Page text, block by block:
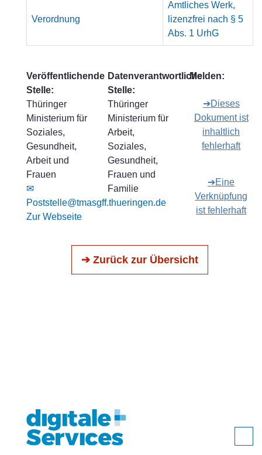
Verordnung
Amtliches Werk,
lizenzfrei nach § 5
Abs. 1 UrhG
Veröffentlichende
Stelle:
Thüringer
Ministerium für
Soziales,
Gesundheit,
Arbeit und
Frauen
✉
Poststelle@tmasgff.thueringen.de
Zur Webseite
Datenverantwortliche
Stelle:
Thüringer
Ministerium für
Arbeit,
Soziales,
Gesundheit,
Frauen und
Familie
Melden:
➔Dieses
Dokument ist
inhaltlich
fehlerhaft
➔Eine
Verknüpfung
ist fehlerhaft
➔ Zurück zur Übersicht